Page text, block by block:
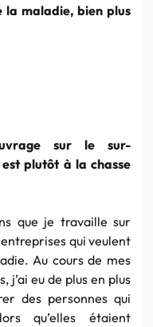
maladie, bien plus
sur le sur-
plutôt à la chasse
que je travaille sur
qui veulent
Au cours de mes
j’ai eu de plus en plus
des personnes qui
qu’elles étaient